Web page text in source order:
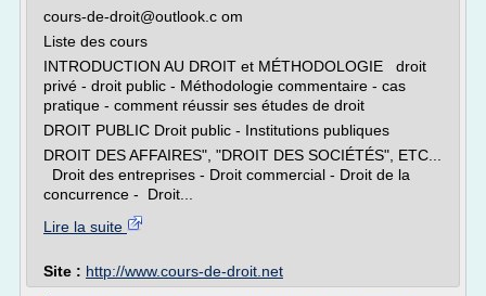
cours-de-droit@outlook.c om
Liste des cours
INTRODUCTION AU DROIT et MÉTHODOLOGIE droit
privé - droit public - Méthodologie commentaire - cas
pratique - comment réussir ses études de droit
DROIT PUBLIC Droit public - Institutions publiques
DROIT DES AFFAIRES", "DROIT DES SOCIÉTÉS", ETC...
Droit des entreprises - Droit commercial - Droit de la
concurrence - Droit...
Lire la suite
Site : http://www.cours-de-droit.net